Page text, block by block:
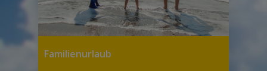
Familienurlaub